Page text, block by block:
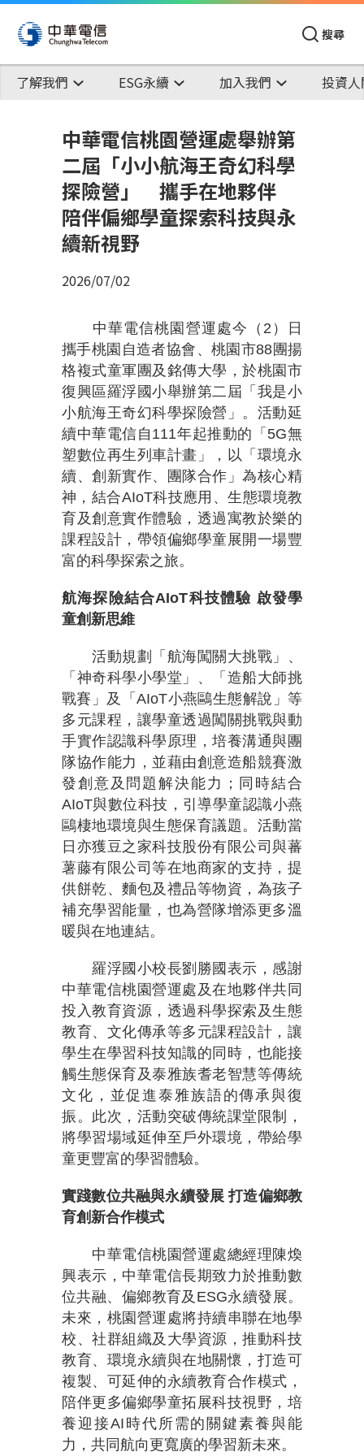
搜尋
了解我們 ESG永續 加入我們 投資
中華電信桃園營運處舉辦第
二屆「小小航海王奇幻科學
探險營」 攜手在地夥伴
陪伴偏鄉學童探索科技與永
續新視野
2026/07/02
中華電信桃園營運處今（2）日
攜手桃園自造者協會、桃園市88團揚
格複式童軍團及銘傳大學，於桃園市
復興區羅浮國小舉辦第二屆「我是小
小航海王奇幻科學探險營」。活動延
續中華電信自111年起推動的「5G無
塑數位再生列車計畫」，以「環境永
續、創新實作、團隊合作」為核心精
神，結合AIoT科技應用、生態環境教
育及創意實作體驗，透過寓教於樂的
課程設計，帶領偏鄉學童展開一場豐
富的科學探索之旅。
航海探險結合AIoT科技體驗 啟發學
童創新思維
活動規劃「航海闖關大挑戰」、
「神奇科學小學堂」、「造船大師挑
戰賽」及「AIoT小燕鷗生態解說」等
多元課程，讓學童透過闖關挑戰與動
手實作認識科學原理，培養溝通與團
隊協作能力，並藉由創意造船競賽激
發創意及問題解決能力；同時結合
AIoT與數位科技，引導學童認識小燕
鷗棲地環境與生態保育議題。活動當
日亦獲豆之家科技股份有限公司與蕃
薯藤有限公司等在地商家的支持，提
供餅乾、麵包及禮品等物資，為孩子
補充學習能量，也為營隊增添更多溫
暖與在地連結。
羅浮國小校長劉勝國表示，感謝
中華電信桃園營運處及在地夥伴共同
投入教育資源，透過科學探索及生態
教育、文化傳承等多元課程設計，讓
學生在學習科技知識的同時，也能接
觸生態保育及泰雅族耆老智慧等傳統
文化，並促進泰雅族語的傳承與復
振。此次，活動突破傳統課堂限制，
將學習場域延伸至戶外環境，帶給學
童更豐富的學習體驗。
實踐數位共融與永續發展 打造偏鄉教
育創新合作模式
中華電信桃園營運處總經理陳煥
興表示，中華電信長期致力於推動數
位共融、偏鄉教育及ESG永續發展。
未來，桃園營運處將持續串聯在地學
校、社群組織及大學資源，推動科技
教育、環境永續與在地關懷，打造可
複製、可延伸的永續教育合作模式，
陪伴更多偏鄉學童拓展科技視野，培
養迎接AI時代所需的關鍵素養與能
力，共同航向更寬廣的學習新未來。